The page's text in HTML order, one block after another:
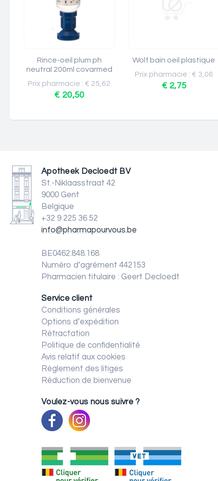
Rince-oeil plum ph
neutral 200ml covarmed
Prix pharmacie : € 25,62
€ 20,50
Wolf bain oeil plastique
Prix pharmacie : € 3,06
€ 2,75
Apotheek Decloedt BV
St.-Niklaasstraat 42
9000 Gent
Belgique
+32 9 225 36 52
info@pharmapourvous.be
BE0462.848.168
Numéro d’agrément 442153
Pharmacien titulaire : Geert Decloedt
Service client
Conditions générales
Options d’expédition
Rétractation
Politique de confidentialité
Avis relatif aux cookies
Règlement des litiges
Réduction de bienvenue
Voulez-vous nous suivre ?